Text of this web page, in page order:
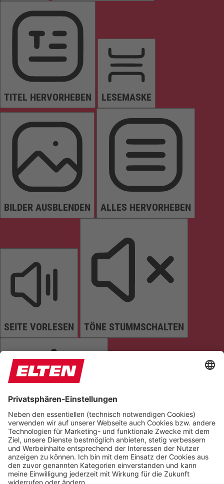
TITEL HERVORHEBEN LESEMASKE
BILDER AUSBLENDEN ALLES HERVORHEBEN
SEITE VORLESEN TÖNE STUMMSCHALTEN
ANIMATIONEN STOPPEN
Einstellungen zurücksetzen